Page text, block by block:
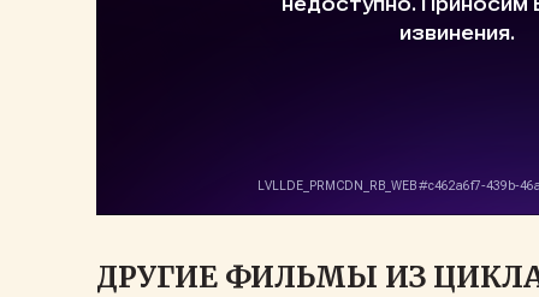
ДРУГИЕ ФИЛЬМЫ ИЗ